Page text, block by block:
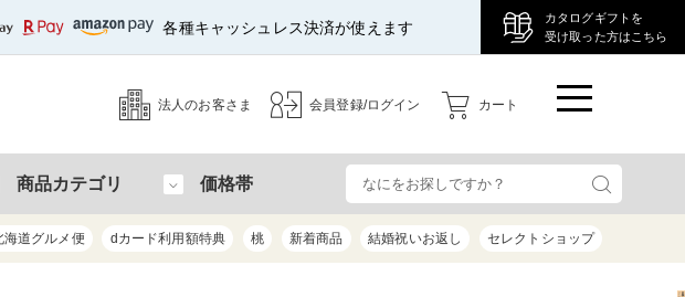
各種キャッシュレス決済が使えます
カタログギフトを
受け取った方はこちら
法人のお客さま 会員登録/ログイン カート
商品カテゴリ 価格帯
海道グルメ便 dカード利用額特典 桃 新着商品 結婚祝いお返し セレクトショップ